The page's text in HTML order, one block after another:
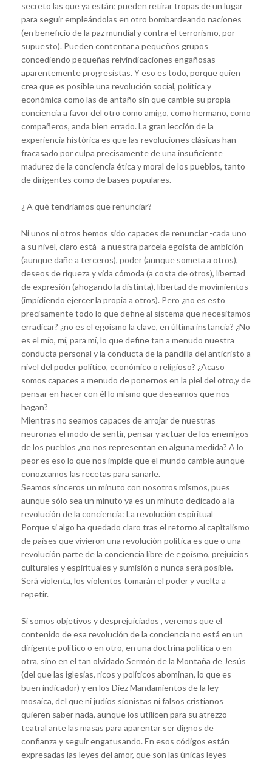
secreto las que ya están; pueden retirar tropas de un lugar
para seguir empleándolas en otro bombardeando naciones
(en beneficio de la paz mundial y contra el terrorismo, por
supuesto). Pueden contentar a pequeños grupos
concediendo pequeñas reivindicaciones engañosas
aparentemente progresistas. Y eso es todo, porque quien
crea que es posible una revolución social, política y
económica como las de antaño sin que cambie su propia
conciencia a favor del otro como amigo, como hermano, como
compañeros, anda bien errado. La gran lección de la
experiencia histórica es que las revoluciones clásicas han
fracasado por culpa precisamente de una insuficiente
madurez de la conciencia ética y moral de los pueblos, tanto
de dirigentes como de bases populares.
¿ A qué tendriamos que renunciar?
Ni unos ni otros hemos sido capaces de renunciar -cada uno
a su nivel, claro está- a nuestra parcela egoísta de ambición
(aunque dañe a terceros), poder (aunque someta a otros),
deseos de riqueza y vida cómoda (a costa de otros), libertad
de expresión (ahogando la distinta), libertad de movimientos
(impidiendo ejercer la propia a otros). Pero ¿no es esto
precisamente todo lo que define al sistema que necesitamos
erradicar? ¿no es el egoísmo la clave, en última instancia? ¿No
es el mío, mí, para mí, lo que define tan a menudo nuestra
conducta personal y la conducta de la pandilla del anticristo a
nivel del poder político, económico o religioso? ¿Acaso
somos capaces a menudo de ponernos en la piel del otro,y de
pensar en hacer con él lo mismo que deseamos que nos
hagan?
Mientras no seamos capaces de arrojar de nuestras
neuronas el modo de sentir, pensar y actuar de los enemigos
de los pueblos ¿no nos representan en alguna medida? A lo
peor es eso lo que nos impide que el mundo cambie aunque
conozcamos las recetas para sanarle.
Seamos sinceros un minuto con nosotros mismos, pues
aunque sólo sea un minuto ya es un minuto dedicado a la
revolución de la conciencia: La revolución espiritual
Porque si algo ha quedado claro tras el retorno al capìtalismo
de paises que vivieron una revolución política es que o una
revolución parte de la conciencia libre de egoísmo, prejuicios
culturales y espirituales y sumisión o nunca será posible.
Será violenta, los violentos tomarán el poder y vuelta a
repetir.
Si somos objetivos y desprejuiciados , veremos que el
contenido de esa revolución de la conciencia no está en un
dirigente político o en otro, en una doctrina política o en
otra, sino en el tan olvidado Sermón de la Montaña de Jesús
(del que las iglesias, ricos y políticos abominan, lo que es
buen indicador) y en los Diez Mandamientos de la ley
mosaica, del que ni judíos sionistas ni falsos cristianos
quieren saber nada, aunque los utilicen para su atrezzo
teatral ante las masas para aparentar ser dignos de
confianza y seguir engatusando. En esos códigos están
expresadas las leyes del amor, que son las únicas leyes